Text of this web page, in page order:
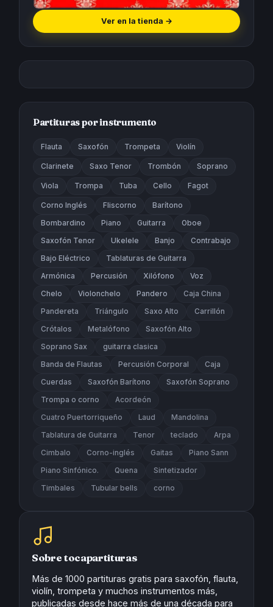
Ver en la tienda →
Partituras por instrumento
Flauta Saxofón Trompeta Violín
Clarinete Saxo Tenor Trombón Soprano
Viola Trompa Tuba Cello Fagot
Corno Inglés Fliscorno Barítono
Bombardino Piano Guitarra Oboe
Saxofón Tenor Ukelele Banjo Contrabajo
Bajo Eléctrico Tablaturas de Guitarra
Armónica Percusión Xilófono Voz
Chelo Violonchelo Pandero Caja China
Pandereta Triángulo Saxo Alto Carrillón
Crótalos Metalófono Saxofón Alto
Soprano Sax guitarra clasica
Banda de Flautas Percusión Corporal Caja
Cuerdas Saxofón Barítono Saxofón Soprano
Trompa o corno Acordeón
Cuatro Puertorriqueño Laud Mandolina
Tablatura de Guitarra Tenor teclado Arpa
Cimbalo Corno-inglés Gaitas Piano Sann
Piano Sinfónico. Quena Sintetizador
Timbales Tubular bells corno
Sobre tocapartituras
Más de 1000 partituras gratis para saxofón, flauta,
violín, trompeta y muchos instrumentos más,
publicadas desde hace más de una década para